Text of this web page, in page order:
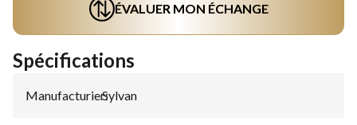
ÉVALUER MON ÉCHANGE
Spécifications
Manufacturier:
Sylvan